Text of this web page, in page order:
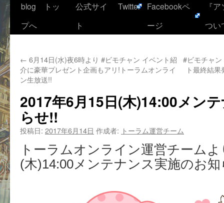
blog トッ
プへ
公式サイ
ト
Twitter
Facebookペ
ージ
『
つい
← 6月14日(水)夜6時より #ビモチャン イベント紹
介に豪華プレゼント企画もアリ!トーラムオンライ
ン生放送!!
#ビモチャ
ト最終結
2017年6月15日(木)14:00メン
らせ!!
投稿日: 2017年6月14日 作成者: トーラム運営チーム
トーラムオンライン運営チーム
(木)14:00メンテナンス実施のお